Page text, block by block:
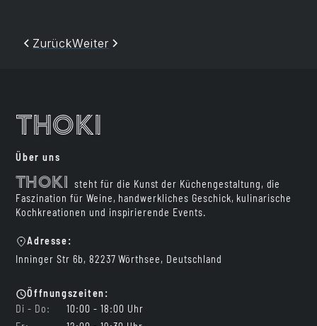
ZurückWeiter
Thoki
Über uns
Thoki
steht für die Kunst der Küchengestaltung, die
Faszination für Weine, handwerkliches Geschick, kulinarische
Kochkreationen und inspirierende Events.
Adresse:
Inninger Str 6b, 82237 Wörthsee, Deutschland
Öffnungszeiten:
Di - Do:
10:00 - 18:00 Uhr